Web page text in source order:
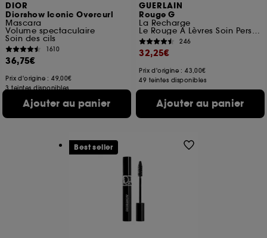
DIOR
Diorshow Iconic Overcurl
Mascara
Volume spectaculaire
Soin des cils
1610
36,75€
Prix d'origine : 49,00€
3 teintes disponibles
Ajouter au panier
GUERLAIN
Rouge G
La Recharge
Le Rouge À Lèvres Soin Personnalisable
246
32,25€
Prix d'origine : 43,00€
49 teintes disponibles
Ajouter au panier
Best seller